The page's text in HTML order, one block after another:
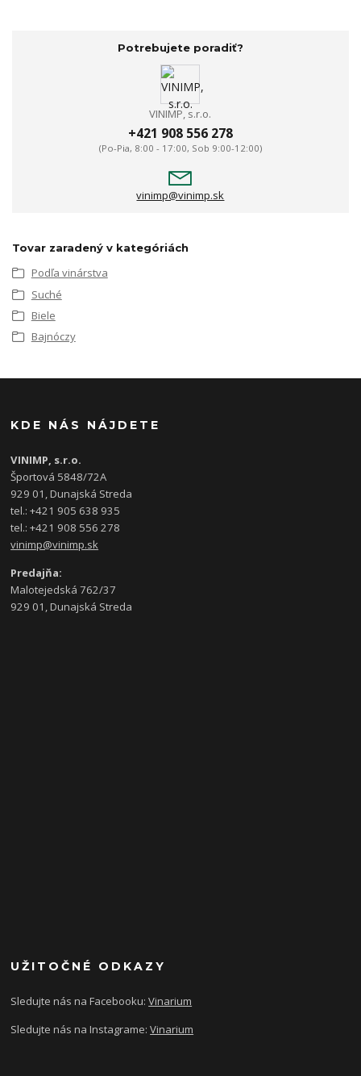
Potrebujete poradiť?
VINIMP, s.r.o.
+421 908 556 278
(Po-Pia, 8:00 - 17:00, Sob 9:00-12:00)
vinimp@vinimp.sk
Tovar zaradený v kategóriách
Podľa vinárstva
Suché
Biele
Bajnóczy
KDE NÁS NÁJDETE
VINIMP, s.r.o.
Športová 5848/72A
929 01, Dunajská Streda
tel.: +421 905 638 935
tel.: +421 908 556 278
vinimp@vinimp.sk
Predajňa:
Malotejedská 762/37
929 01, Dunajská Streda
UŽITOČNÉ ODKAZY
Sledujte nás na Facebooku:Vinarium
Sledujte nás na Instagrame:Vinarium